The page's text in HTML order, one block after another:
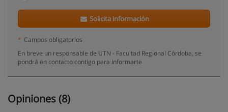
Solicita información
* Campos obligatorios
En breve un responsable de UTN - Facultad Regional Córdoba, se
pondrá en contacto contigo para informarte
Opiniones (8)